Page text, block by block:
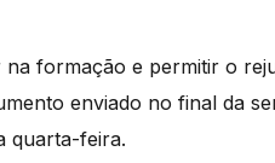
formação e permitir o
enviado no final da
quarta-feira.